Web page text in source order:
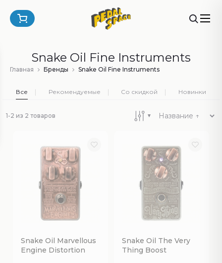
Snake Oil Fine Instruments
Главная Бренды Snake Oil Fine Instruments
Все Рекомендуемые Со скидкой Новинки
1-2 из 2 товаров
Snake Oil Marvellous
Engine Distortion
Snake Oil The Very
Thing Boost